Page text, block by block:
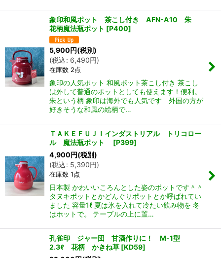
象印和風ポット 茶こし付き AFN-A10 朱
花柄魔法瓶ポット [P400]
5,900円(税別)
(税込: 6,490円)
在庫数 2点
象印の人気ポット 和風ポット茶こし付き 茶こし
は外して普通のポットとしても使えます！便利。
朱という柄 象印は海外でも人気です 外国の方が
好きそうな和風の絵柄で…
ＴＡＫＥＦＵＪＩインダストリアル トリコロー
ル 魔法瓶ポット
[P399]
4,900円(税別)
(税込: 5,390円)
在庫数 1点
日本製 かわいいころんとした姿のポットです＾＾
タヌキポットとかどんぐりポットとか呼ばれてい
ました 容量1ℓ 夏は氷を入れて冷たい飲み物を 冬
はホットで。 テーブルの上に置…
孔雀印 ジャー団 甘酒作りに！ M-1型
2.3ℓ 花柄 かきね草 [KD59]